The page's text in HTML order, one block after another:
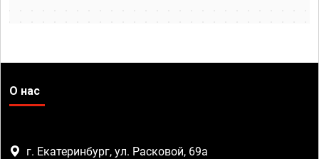
О нас
г. Екатеринбург, ул. Расковой, 69а